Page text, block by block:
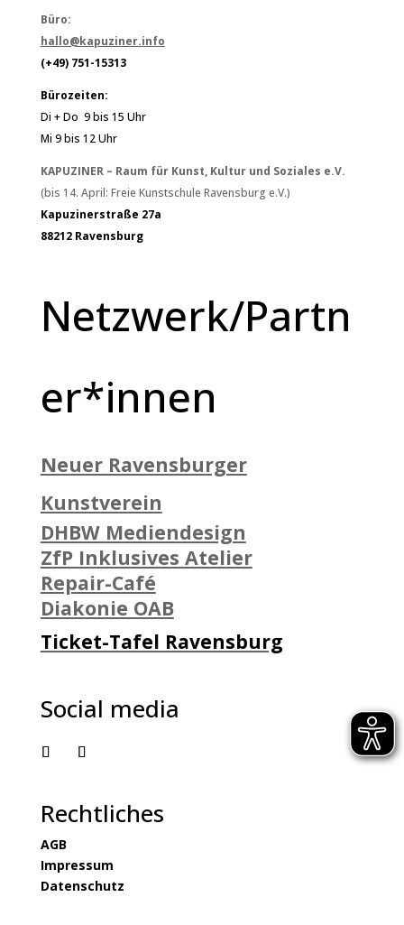
Büro:
hallo@kapuziner.info
(+49) 751-15313
Bürozeiten:
Di + Do 9 bis 15 Uhr
Mi 9 bis 12 Uhr
KAPUZINER – Raum für Kunst, Kultur und Soziales e.V.
(bis 14. April: Freie Kunstschule Ravensburg e.V.)
Kapuzinerstraße 27a
88212 Ravensburg
Netzwerk/Partn
er*innen
Neuer Ravensburger
Kunstverein
DHBW Mediendesign
ZfP Inklusives Atelier
Repair-Café
Diakonie OAB
Ticket-Tafel Ravensburg
Social media
Rechtliches
AGB
Impressum
Datenschutz